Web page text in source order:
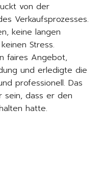
von der
Verkaufsprozesses.
keine langen
Stress.
faires Angebot,
und erledigte die
professionell. Das
sein, dass er den
hatte.